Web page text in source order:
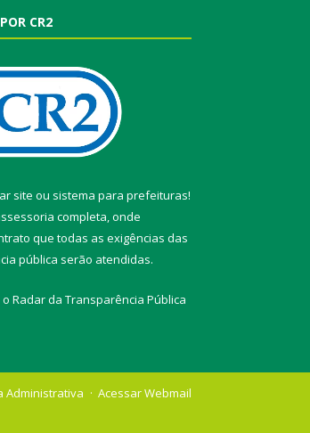
CR2
site ou sistema para prefeituras!
completa, onde
que todas as exigências das
pública serão atendidas.
o Radar da Transparência Pública
Administrativa Acessar Webmail